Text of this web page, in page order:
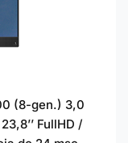
(8-gen.) 3,0
FullHD /